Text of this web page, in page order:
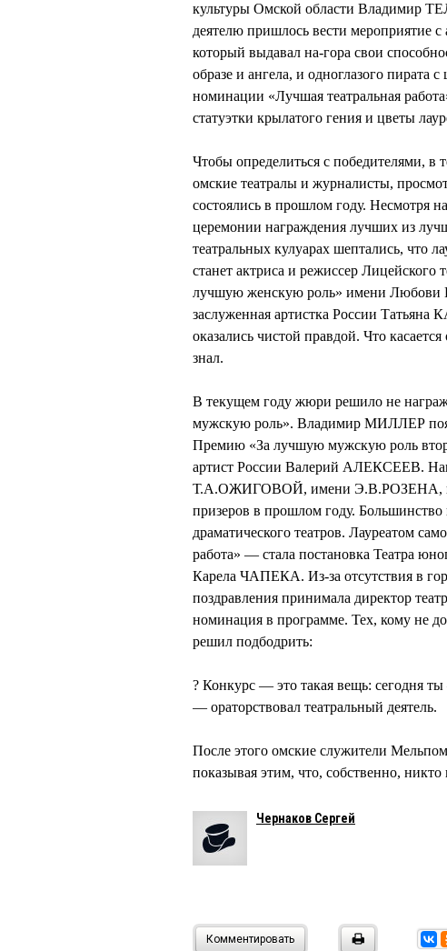
культуры Омской области Владимир
деятелю пришлось вести
который выдавал на-гора свои
образе и ангела, и одноглазого пирата
номинации «Лучшая театральная
статуэтки крылатого гения и цветы
Чтобы определиться с победителями, в
омские театралы и журналисты,
состоялись в прошлом году. Несмотря
церемонии награждения лучших из
театральных кулуарах шептались, что
станет актриса и режиссер
лучшую женскую роль» имени Любови
заслуженная артистка России
оказались чистой правдой. Что
знал.
В текущем году жюри решило не
мужскую роль». Владимир МИЛЛЕР
Премию «За лучшую мужскую роль
артист России Валерий АЛЕКСЕЕВ.
Т.А.ОЖИГОВОЙ, имени Э.В.РОЗЕНА,
призеров в прошлом году.
драматического театров. Лауреатом
работа» — стала постановка Театра
Карела ЧАПЕКА. Из-за отсутствия в
поздравления принимала директор
номинация в программе. Тех, кому не
решил подбодрить:
? Конкурс — это такая вещь: сегодня ты
— ораторствовал театральный деятель.
После этого омские служители
показывая этим, что, собственно, никто
Чернаков Сергей
Комментировать